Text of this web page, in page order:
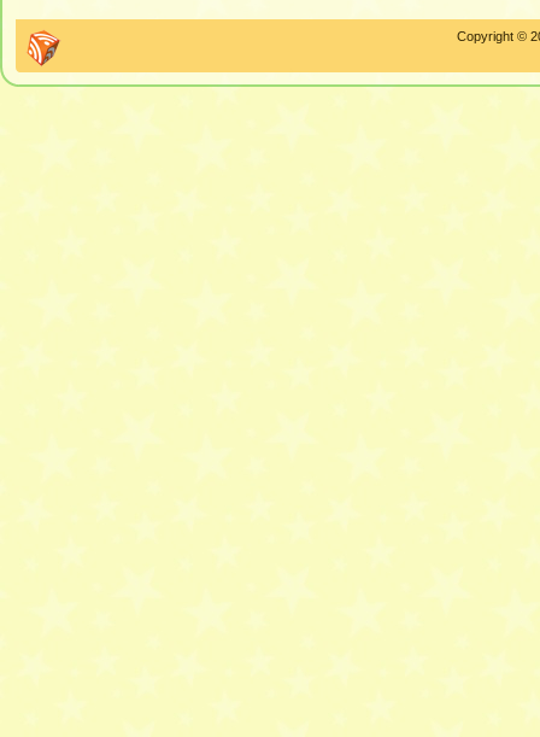
Copyright ©